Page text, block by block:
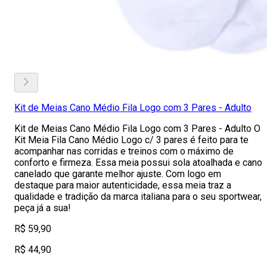
Kit de Meias Cano Médio Fila Logo com 3 Pares - Adulto
Kit de Meias Cano Médio Fila Logo com 3 Pares - Adulto O
Kit Meia Fila Cano Médio Logo c/ 3 pares é feito para te
acompanhar nas corridas e treinos com o máximo de
conforto e firmeza. Essa meia possui sola atoalhada e cano
canelado que garante melhor ajuste. Com logo em
destaque para maior autenticidade, essa meia traz a
qualidade e tradição da marca italiana para o seu sportwear,
peça já a sua!
R$ 59,90
R$ 44,90